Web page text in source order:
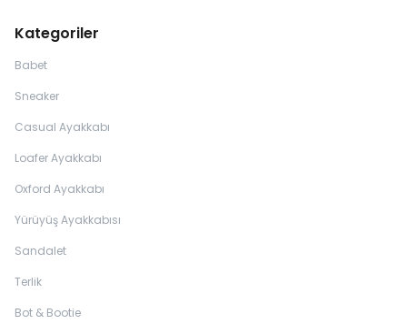
Kategoriler
Babet
Sneaker
Casual Ayakkabı
Loafer Ayakkabı
Oxford Ayakkabı
Yürüyüş Ayakkabısı
Sandalet
Terlik
Bot & Bootie